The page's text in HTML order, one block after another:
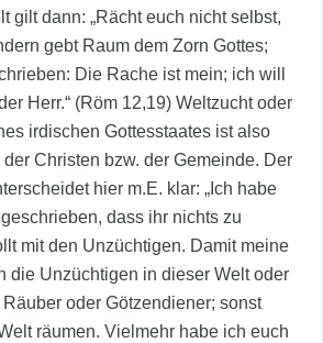
gilt dann: „Rächt euch nicht selbst,
gebt Raum dem Zorn Gottes;
Die Rache ist mein; ich will
Herr.“ (Röm 12,19) Weltzucht oder
irdischen Gottesstaates ist also
Christen bzw. der Gemeinde. Der
hier m.E. klar: „Ich habe
dass ihr nichts zu
mit den Unzüchtigen. Damit meine
die Unzüchtigen in dieser Welt oder
oder Götzendiener; sonst
räumen. Vielmehr habe ich euch